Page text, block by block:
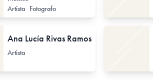
Artista Fotografo
Ana Lucía Rivas Ramos
Artista